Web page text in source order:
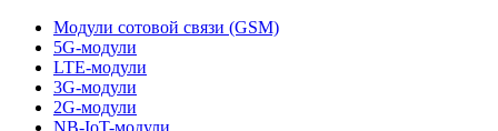
Модули сотовой связи (GSM)
5G-модули
LTE-модули
3G-модули
2G-модули
NB-IoT-модули